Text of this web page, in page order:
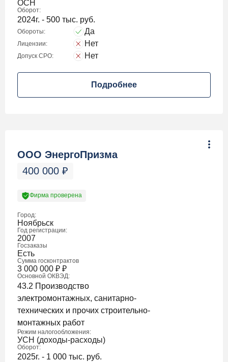
ОСН
Оборот:
2024г. - 500 тыс. руб.
Обороты: Да
Лицензии: Нет
Допуск СРО: Нет
Подробнее
ООО ЭнергоПризма
400 000 ₽
Фирма проверена
Город:
Ноябрьск
Год регистрации:
2007
Госзаказы
Есть
Сумма госконтрактов
3 000 000 ₽ ₽
Основной ОКВЭД:
43.2 Производство
электромонтажных, санитарно-
технических и прочих строительно-
монтажных работ
Режим налогообложения:
УСН (доходы-расходы)
Оборот:
2025г. - 1 000 тыс. руб.